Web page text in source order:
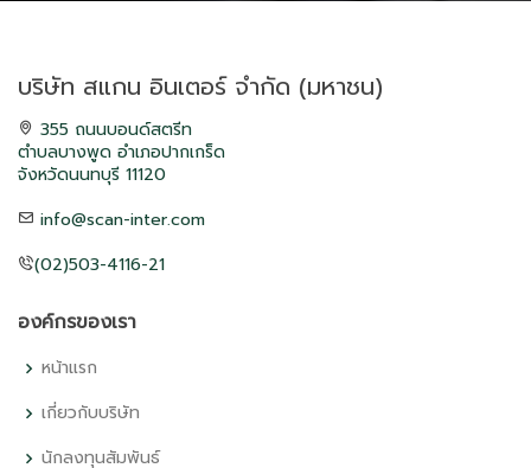
บริษัท สแกน อินเตอร์ จำกัด (มหาชน)
355 ถนนบอนด์สตรีท
ตำบลบางพูด อำเภอปากเกร็ด
จังหวัดนนทบุรี 11120
info@scan-inter.com
(02)503-4116-21
องค์กรของเรา
หน้าแรก
เกี่ยวกับบริษัท
นักลงทุนสัมพันธ์